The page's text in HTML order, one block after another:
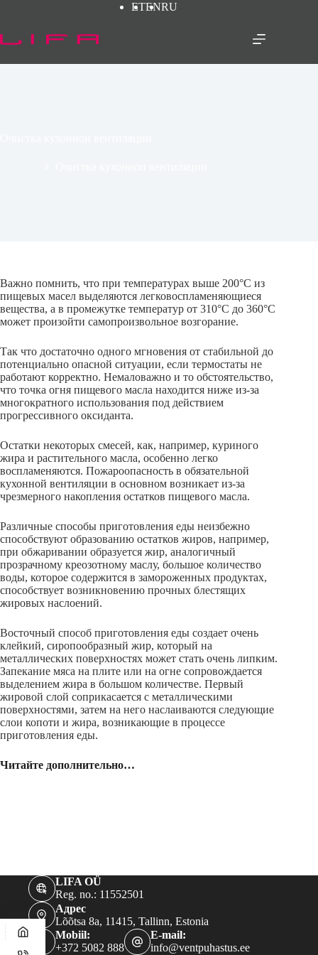
ETENRU
Важно помнить, что при температурах выше 200°C из
пищевых масел выделяются легковоспламеняющиеся
вещества, а в промежутке температур от 310°C до 360°C
может произойти самопроизвольное возгорание.
Так что достаточно одного мгновения от стабильной до
потенциально опасной ситуации, если термостаты не
работают корректно. Немаловажно и то обстоятельство,
что точка огня пищевого масла находится ниже из-за
многократного использования под действием
прогрессивного оксиданта.
Остатки некоторых смесей, как, например, куриного
жира и растительного масла, особенно легко
воспламеняются. Пожароопасность в обязательной
кухонной вентиляции в основном возникает из-за
чрезмерного накопления остатков пищевого масла.
Различные способы приготовления еды неизбежно
способствуют образованию остатков жиров, например,
при обжаривании образуется жир, аналогичный
прозрачному креозотному маслу, большое количество
воды, которое содержится в замороженных продуктах,
способствует возникновению прочных блестящих
жировых наслоений.
Восточный способ приготовления еды создает очень
клейкий, сиропообразный жир, который на
металлических поверхностях может стать очень липким.
Запекание мяса на плите или на огне сопровождается
выделением жира в большом количестве. Первый
жировой слой соприкасается с металлическими
поверхностями, затем на него наслаиваются следующие
слои копоти и жира, возникающие в процессе
приготовления еды.
Читайте дополнительно…
LIFA OÜ
Reg. no.: 11552501
Адрес
Lõõtsa 8a, 11415, Tallinn, Estonia
Mobiil:
+372 5082 888
E-mail:
info@ventpuhastus.ee